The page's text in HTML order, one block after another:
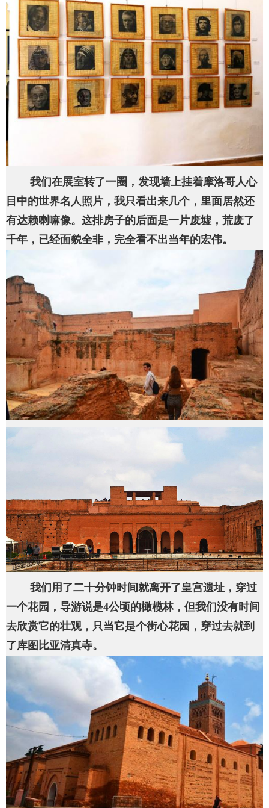
我们在展室转了一圈，发现墙上挂着摩洛哥人心
目中的世界名人照片，我只看出来几个，里面居然还
有达赖喇嘛像。这排房子的后面是一片废墟，荒废了
千年，已经面貌全非，完全看不出当年的宏伟。
我们用了二十分钟时间就离开了皇宫遗址，穿过
一个花园，导游说是4公顷的橄榄林，但我们没有时间
去欣赏它的壮观，只当它是个街心花园，穿过去就到
了库图比亚清真寺。